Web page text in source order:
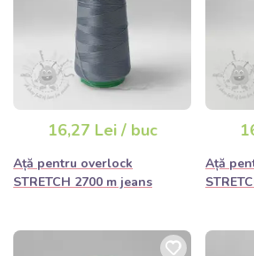
16,27 Lei / buc
Ață pentru overlock
STRETCH 2700 m jeans
Ață